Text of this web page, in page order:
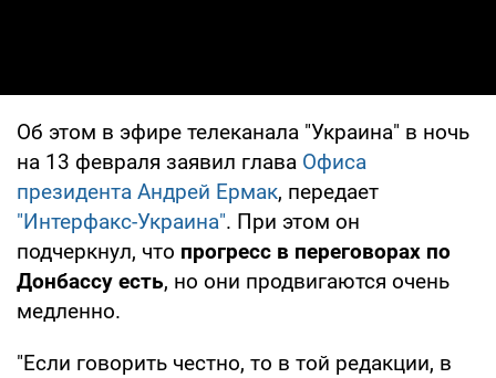
Об этом в эфире телеканала "Украина" в ночь
на 13 февраля заявил глава Офиса
президента Андрей Ермак, передает
"Интерфакс-Украина". При этом он
подчеркнул, что прогресс в переговорах по
Донбассу есть, но они продвигаются очень
медленно.
"Если говорить честно, то в той редакции, в